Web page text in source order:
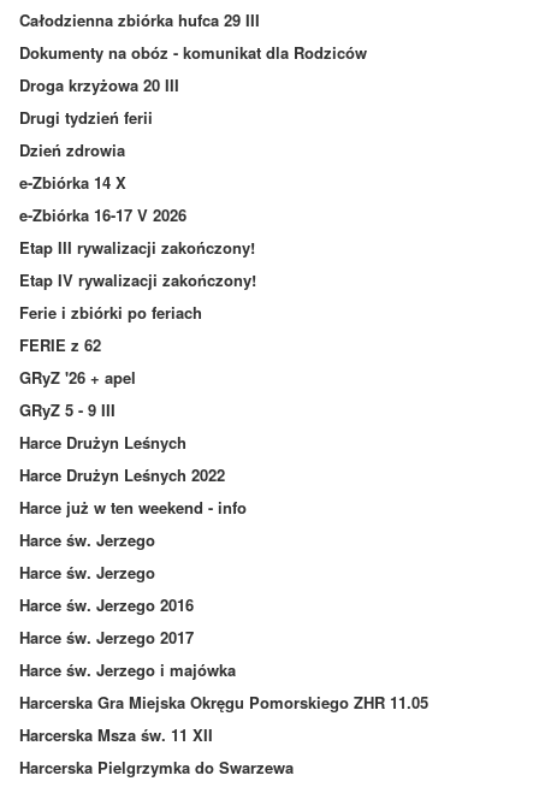
Całodzienna zbiórka hufca 29 III
Dokumenty na obóz - komunikat dla Rodziców
Droga krzyżowa 20 III
Drugi tydzień ferii
Dzień zdrowia
e-Zbiórka 14 X
e-Zbiórka 16-17 V 2026
Etap III rywalizacji zakończony!
Etap IV rywalizacji zakończony!
Ferie i zbiórki po feriach
FERIE z 62
GRyZ '26 + apel
GRyZ 5 - 9 III
Harce Drużyn Leśnych
Harce Drużyn Leśnych 2022
Harce już w ten weekend - info
Harce św. Jerzego
Harce św. Jerzego
Harce św. Jerzego 2016
Harce św. Jerzego 2017
Harce św. Jerzego i majówka
Harcerska Gra Miejska Okręgu Pomorskiego ZHR 11.05
Harcerska Msza św. 11 XII
Harcerska Pielgrzymka do Swarzewa